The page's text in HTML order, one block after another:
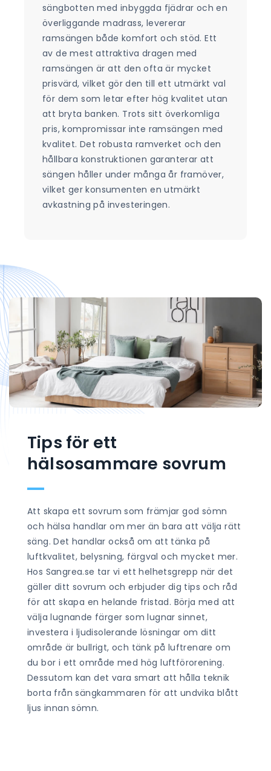
sängbotten med inbyggda fjädrar och en
överliggande madrass, levererar
ramsängen både komfort och stöd. Ett
av de mest attraktiva dragen med
ramsängen är att den ofta är mycket
prisvärd, vilket gör den till ett utmärkt val
för dem som letar efter hög kvalitet utan
att bryta banken. Trots sitt överkomliga
pris, kompromissar inte ramsängen med
kvalitet. Det robusta ramverket och den
hållbara konstruktionen garanterar att
sängen håller under många år framöver,
vilket ger konsumenten en utmärkt
avkastning på investeringen.
Tips för ett
hälsosammare sovrum
Att skapa ett sovrum som främjar god sömn
och hälsa handlar om mer än bara att välja rätt
säng. Det handlar också om att tänka på
luftkvalitet, belysning, färgval och mycket mer.
Hos Sangrea.se tar vi ett helhetsgrepp när det
gäller ditt sovrum och erbjuder dig tips och råd
för att skapa en helande fristad. Börja med att
välja lugnande färger som lugnar sinnet,
investera i ljudisolerande lösningar om ditt
område är bullrigt, och tänk på luftrenare om
du bor i ett område med hög luftförorening.
Dessutom kan det vara smart att hålla teknik
borta från sängkammaren för att undvika blått
ljus innan sömn.